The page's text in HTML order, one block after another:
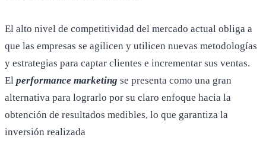
El alto nivel de competitividad del mercado actual obliga a
que las empresas se agilicen y utilicen nuevas metodologías
y estrategias para captar clientes e incrementar sus ventas.
El performance marketing se presenta como una gran
alternativa para lograrlo por su claro enfoque hacia la
obtención de resultados medibles, lo que garantiza la
inversión realizada